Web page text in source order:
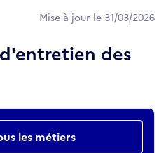
Mise à jour le 31/03/2026
des
les métiers